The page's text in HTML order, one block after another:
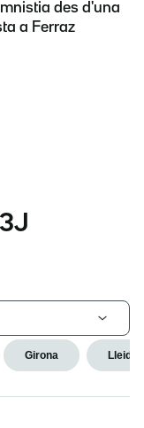
des d'una
a Ferraz
Girona Lleida